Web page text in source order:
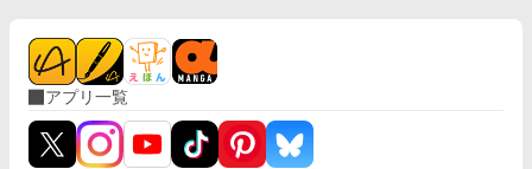
アプリ一覧